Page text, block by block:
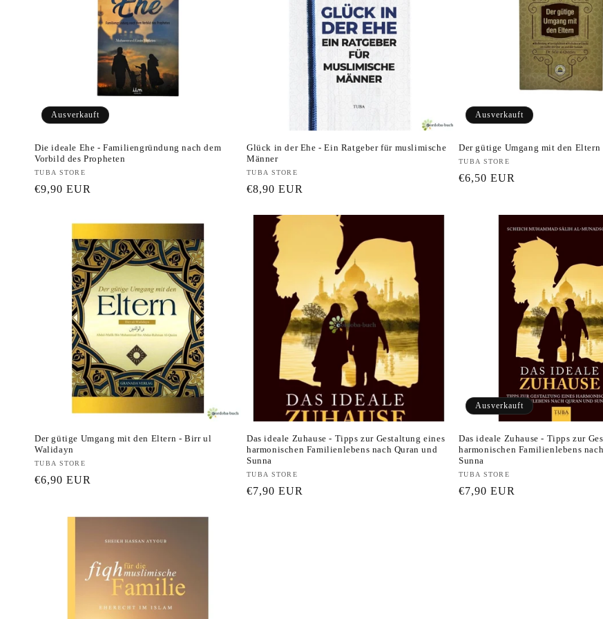
e
:
Ausverkauft
Die ideale Ehe - Familiengründung nach dem
Vorbild des Propheten
Anbieter:
TUBA STORE
Normaler
€9,90 EUR
Glück in der Ehe - Ein Ratgeber für muslimische
Männer
Anbieter:
TUBA STORE
Normaler
€8,90 EUR
Ausverkauft
Der gütige Umgang mit den
Anbieter:
TUBA STORE
Normaler
€6,50 EUR
Der gütige Umgang mit den Eltern - Birr ul
Walidayn
Anbieter:
TUBA STORE
Normaler
€6,90 EUR
Das ideale Zuhause - Tipps zur Gestaltung eines
harmonischen Familienlebens nach Quran und
Sunna
Anbieter:
TUBA STORE
Normaler
€7,90 EUR
Ausverkauft
Das ideale Zuhause - Tipps zur
harmonischen Familienlebens
Sunna
Anbieter:
TUBA STORE
Normaler
€7,90 EUR